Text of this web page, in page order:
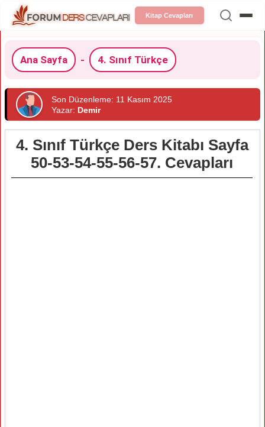
Kitap Cevapları
Ana Sayfa - 4. Sınıf Türkçe
Son Düzenleme: 11 Kasım 2025
Yazar: Demir
4. Sınıf Türkçe Ders Kitabı Sayfa
50-53-54-55-56-57. Cevapları